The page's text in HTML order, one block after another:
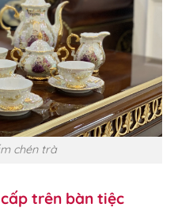
chén trà
trên bàn tiệc